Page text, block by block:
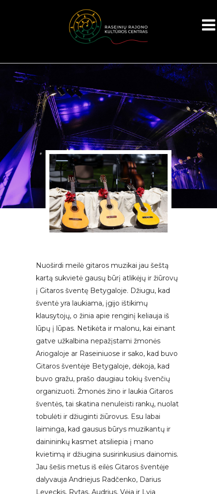
Nuoširdi meilė gitaros muzikai jau šeštą
kartą sukvietė gausų būrį atlikėjų ir žiūrovų
į Gitaros šventę Betygaloje. Džiugu, kad
šventė yra laukiama, įgijo ištikimų
klausytojų, o žinia apie renginį keliauja iš
lūpų į lūpas. Netikėta ir malonu, kai einant
gatve užkalbina nepažįstami žmonės
Ariogaloje ar Raseiniuose ir sako, kad buvo
Gitaros šventėje Betygaloje, dėkoja, kad
buvo gražu, prašo daugiau tokių švenčių
organizuoti. Žmonės žino ir laukia Gitaros
šventės, tai skatina nenuleisti rankų, nuolat
tobulėti ir džiuginti žiūrovus. Esu labai
laiminga, kad gausus būrys muzikantų ir
dainininkų kasmet atsiliepia į mano
kvietimą ir džiugina susirinkusius dainomis.
Jau šešis metus iš eilės Gitaros šventėje
dalyvauja Andriejus Radčenko, Darius